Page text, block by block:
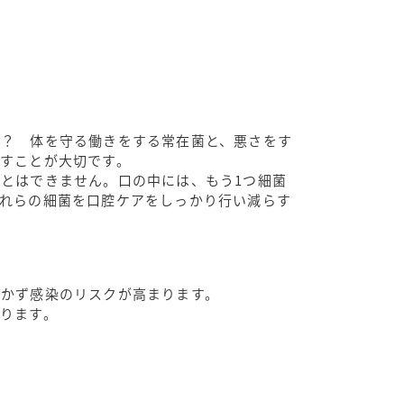
体を守る働きをする常在菌と、悪さをす
ことが大切です。
はできません。口の中には、もう1つ細菌
らの細菌を口腔ケアをしっかり行い減らす
ず感染のリスクが高まります。
ます。